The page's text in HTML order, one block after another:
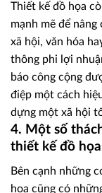
Thiết kế đồ họa
mạnh mẽ để
xã hội, văn hóa
thông phi lợi
báo công cộng
điệp một cách
dựng một xã hội
4. Một số
thiết kế đồ
Bên cạnh những
họa cũng có